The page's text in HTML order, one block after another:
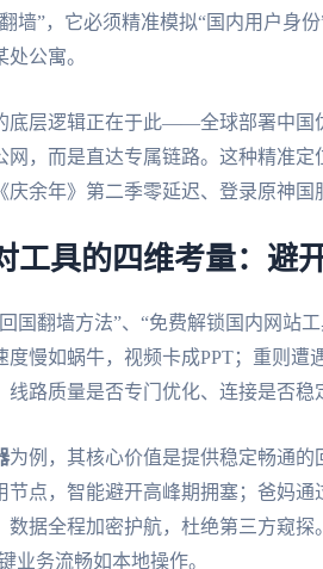
墙”，它必须精准模拟“国内用户身
公寓。
底层逻辑正在于此——全球部署中国
网，而是直达专属链路。这种精准定
庆余年》第二季零延迟、登录原神国
工具的四维考量：避
国翻墙方法”、“免费解锁国内网站
度慢如蜗牛，视频卡成PPT；重则
线路质量是否专门优化、连接是否
为例，其核心价值是提供稳定畅通
节点，智能避开高峰期拥塞；爸妈
数据全程加密护航，杜绝第三方窥
业务流畅如本地操作。